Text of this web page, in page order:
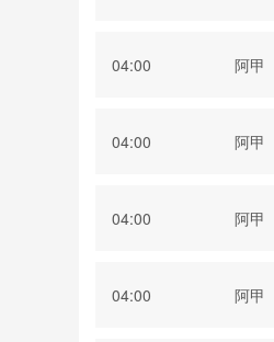
04:00 阿甲
04:00 阿甲
04:00 阿甲
04:00 阿甲